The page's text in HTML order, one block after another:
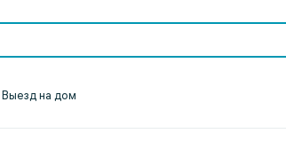
Выезд на дом